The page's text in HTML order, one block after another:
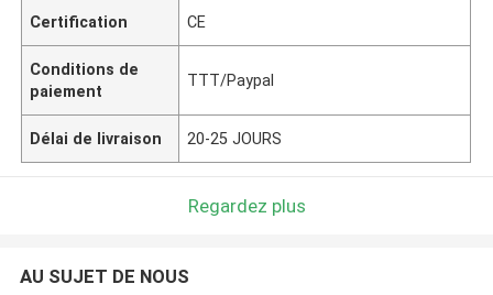
Certification CE
Conditions de
paiement
TTT/Paypal
Délai de livraison 20-25 JOURS
Regardez plus
AU SUJET DE NOUS